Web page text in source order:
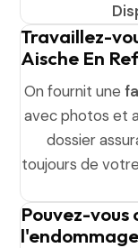
Travaillez-
Aische En
On fournit une
avec photos et
dossier
toujours de
Pouvez-vous